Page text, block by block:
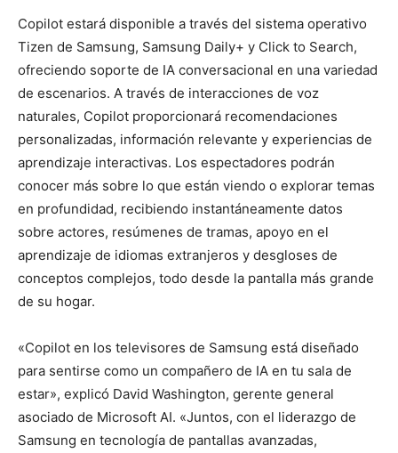
Copilot estará disponible a través del sistema operativo
Tizen de Samsung, Samsung Daily+ y Click to Search,
ofreciendo soporte de IA conversacional en una variedad
de escenarios. A través de interacciones de voz
naturales, Copilot proporcionará recomendaciones
personalizadas, información relevante y experiencias de
aprendizaje interactivas. Los espectadores podrán
conocer más sobre lo que están viendo o explorar temas
en profundidad, recibiendo instantáneamente datos
sobre actores, resúmenes de tramas, apoyo en el
aprendizaje de idiomas extranjeros y desgloses de
conceptos complejos, todo desde la pantalla más grande
de su hogar.
«Copilot en los televisores de Samsung está diseñado
para sentirse como un compañero de IA en tu sala de
estar», explicó David Washington, gerente general
asociado de Microsoft AI. «Juntos, con el liderazgo de
Samsung en tecnología de pantallas avanzadas,